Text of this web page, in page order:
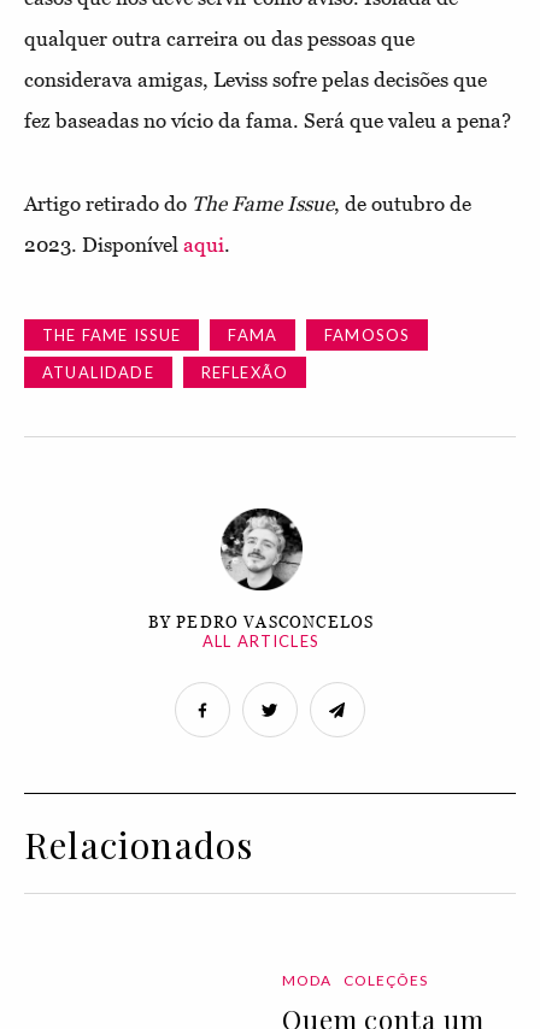
qualquer outra carreira ou das pessoas que
considerava amigas, Leviss sofre pelas decisões que
fez baseadas no vício da fama. Será que valeu a pena?
Artigo retirado do The Fame Issue, de outubro de
2023. Disponível aqui.
THE FAME ISSUE FAMA
FAMOSOS
ATUALIDADE
REFLEXÃO
BY PEDRO VASCONCELOS
ALL ARTICLES
Relacionados
MODA COLEÇÕES
Quem conta um